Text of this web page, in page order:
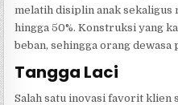
melatih disiplin anak sekaligus
hingga 50%. Konstruksi yang
beban, sehingga orang dewasa
Tangga Laci
Salah satu inovasi favorit klien